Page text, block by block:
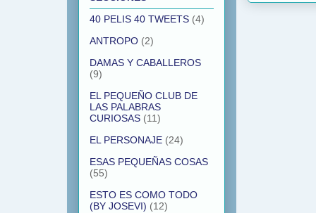
40 PELIS 40 TWEETS (4)
ANTROPO (2)
DAMAS Y CABALLEROS
(9)
EL PEQUEÑO CLUB DE
LAS PALABRAS
CURIOSAS (11)
EL PERSONAJE (24)
ESAS PEQUEÑAS COSAS
(55)
ESTO ES COMO TODO
(BY JOSEVI) (12)